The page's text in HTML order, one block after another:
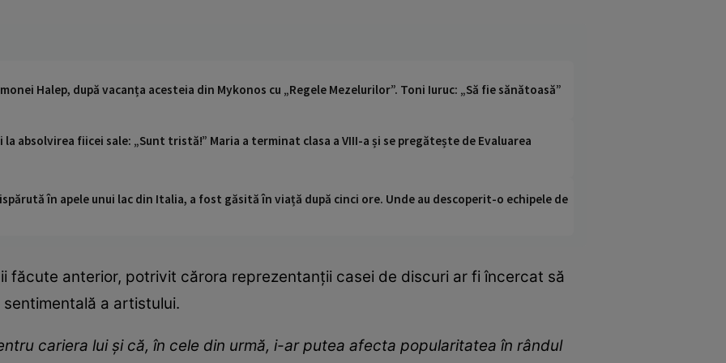
Halep, după vacanța acesteia din Mykonos cu „Regele Mezelurilor”. Toni Iuruc: „Să fie sănătoasă”
absolvirea fiicei sale: „Sunt tristă!” Maria a terminat clasa a VIII-a și se pregătește de Evaluarea
în apele unui lac din Italia, a fost găsită în viață după cinci ore. Unde au descoperit-o echipele de
făcute anterior, potrivit cărora reprezentanții casei de discuri ar fi încercat să
a artistului.
cariera lui și că, în cele din urmă, i-ar putea afecta popularitatea în rândul